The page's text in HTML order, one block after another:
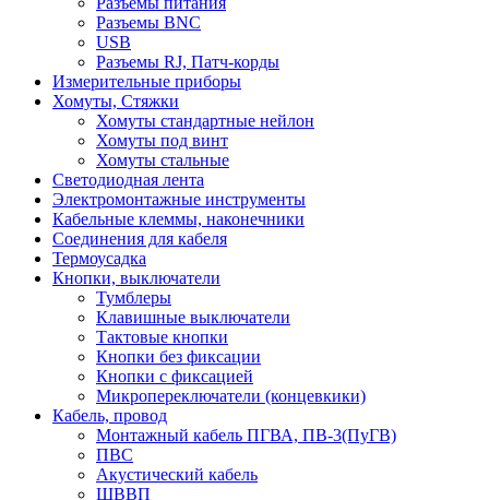
Разъемы BNC
USB
Разъемы RJ, Патч-корды
Измерительные приборы
Хомуты, Стяжки
Хомуты стандартные нейлон
Хомуты под винт
Хомуты стальные
Светодиодная лента
Электромонтажные инструменты
Кабельные клеммы, наконечники
Соединения для кабеля
Термоусадка
Кнопки, выключатели
Тумблеры
Клавишные выключатели
Тактовые кнопки
Кнопки без фиксации
Кнопки с фиксацией
Микропереключатели (концевкики)
Кабель, провод
Монтажный кабель ПГВА, ПВ-3(ПуГВ)
ПВС
Акустический кабель
ШВВП